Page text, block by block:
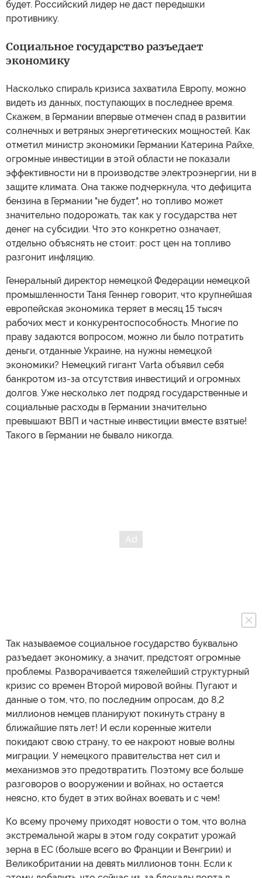
будет. Российский лидер не даст передышки
противнику.
Социальное государство разъедает
экономику
Насколько спираль кризиса захватила Европу, можно
видеть из данных, поступающих в последнее время.
Скажем, в Германии впервые отмечен спад в развитии
солнечных и ветряных энергетических мощностей. Как
отметил министр экономики Германии Катерина Райхе,
огромные инвестиции в этой области не показали
эффективности ни в производстве электроэнергии, ни в
защите климата. Она также подчеркнула, что дефицита
бензина в Германии "не будет", но топливо может
значительно подорожать, так как у государства нет
денег на субсидии. Что это конкретно означает,
отдельно объяснять не стоит: рост цен на топливо
разгонит инфляцию.
Генеральный директор немецкой Федерации немецкой
промышленности Таня Геннер говорит, что крупнейшая
европейская экономика теряет в месяц 15 тысяч
рабочих мест и конкурентоспособность. Многие по
праву задаются вопросом, можно ли было потратить
деньги, отданные Украине, на нужны немецкой
экономики? Немецкий гигант Varta объявил себя
банкротом из-за отсутствия инвестиций и огромных
долгов. Уже несколько лет подряд государственные и
социальные расходы в Германии значительно
превышают ВВП и частные инвестиции вместе взятые!
Такого в Германии не бывало никогда.
Так называемое социальное государство буквально
разъедает экономику, а значит, предстоят огромные
проблемы. Разворачивается тяжелейший структурный
кризис со времен Второй мировой войны. Пугают и
данные о том, что, по последним опросам, до 8,2
миллионов немцев планируют покинуть страну в
ближайшие пять лет! И если коренные жители
покидают свою страну, то ее накроют новые волны
миграции. У немецкого правительства нет сил и
механизмов это предотвратить. Поэтому все больше
разговоров о вооружении и войнах, но остается
неясно, кто будет в этих войнах воевать и с чем!
Ко всему прочему приходят новости о том, что волна
экстремальной жары в этом году сократит урожай
зерна в ЕС (больше всего во Франции и Венгрии) и
Великобритании на девять миллионов тонн. Если к